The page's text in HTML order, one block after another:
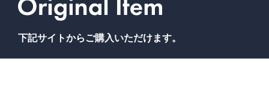
下記サイトからご購入いただけます。